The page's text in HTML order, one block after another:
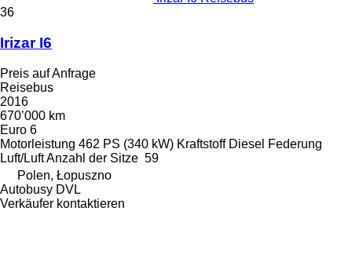
36
Irizar I6
Preis auf Anfrage
Reisebus
2016
670’000 km
Euro 6
Motorleistung 462 PS (340 kW) Kraftstoff Diesel Federung
Luft/LuftAnzahl der Sitze 59
Polen, Łopuszno
Autobusy DVL
Verkäufer kontaktieren